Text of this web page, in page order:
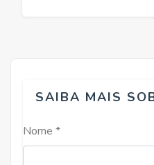
SAIBA MAIS
Nome *